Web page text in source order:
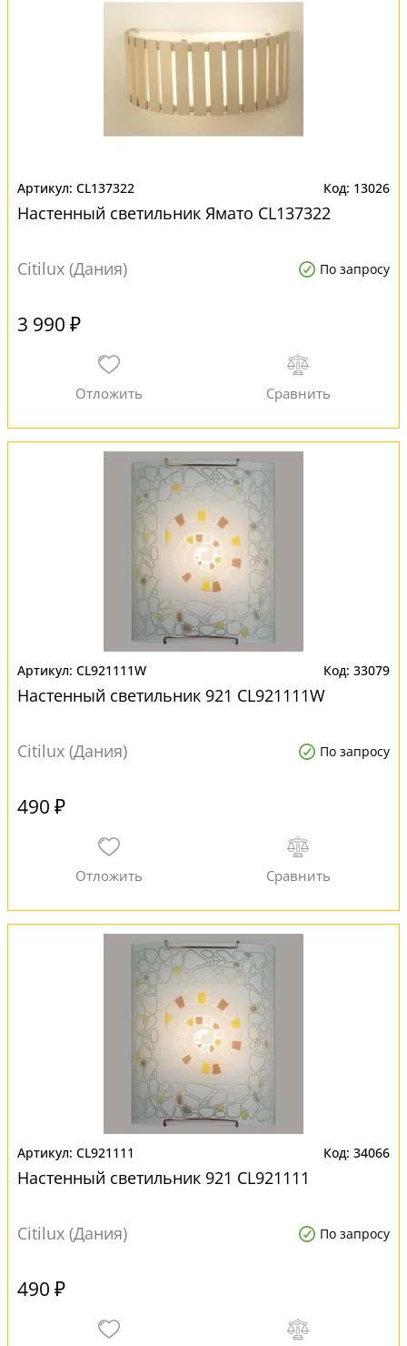
CL137322 13026
Настенный светильник Ямато CL137322
Citilux (Дания) По запросу
3 990 ₽
CL921111W 33079
Настенный светильник 921 CL921111W
Citilux (Дания) По запросу
490 ₽
CL921111 34066
Настенный светильник 921 CL921111
Citilux (Дания) По запросу
490 ₽